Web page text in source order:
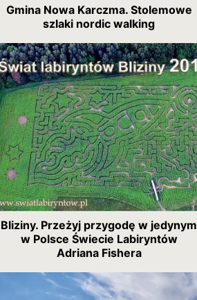
Gmina Nowa Karczma. Stolemowe
szlaki nordic walking
Bliziny. Przeżyj przygodę w jedynym
w Polsce Świecie Labiryntów
Adriana Fishera